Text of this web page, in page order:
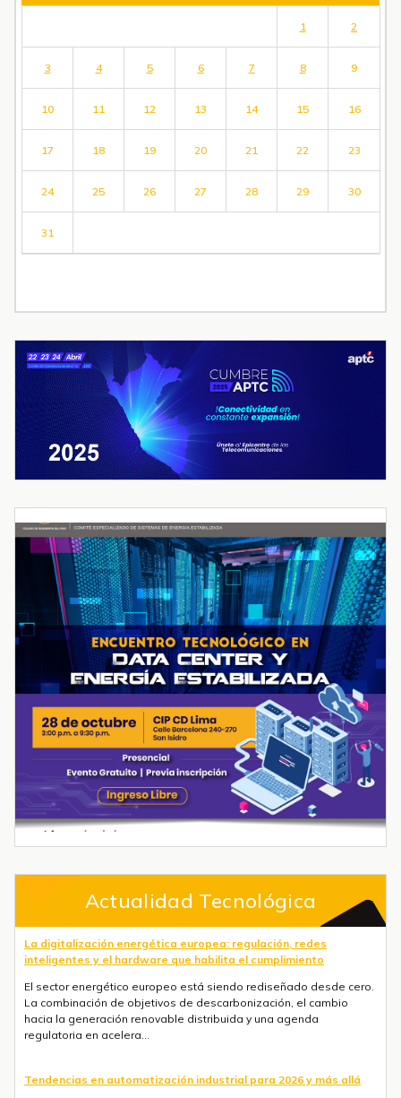
1 2
3 4 5 6 7 8 9
10 11 12 13 14 15 16
17 18 19 20 21 22 23
24 25 26 27 28 29 30
31
Actualidad Tecnológica
La digitalización energética europea: regulación, redes
inteligentes y el hardware que habilita el cumplimiento
El sector energético europeo está siendo rediseñado desde cero.
La combinación de objetivos de descarbonización, el cambio
hacia la generación renovable distribuida y una agenda
regulatoria en acelera...
Tendencias en automatización industrial para 2026 y más allá